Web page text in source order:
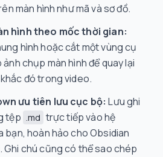
màn hình như mã và sơ đồ.
hình theo mốc thời gian:
hình hoặc cắt một vùng cụ
chụp màn hình để quay lại
đó trong video.
ưu tiên lưu cục bộ: Lưu ghi
tệp .md trực tiếp vào hệ
bạn, hoàn hảo cho Obsidian
Ghi chú cũng có thể sao chép